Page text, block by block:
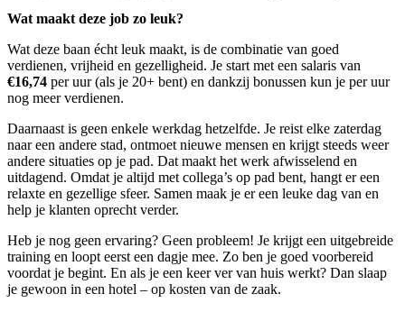
Wat maakt deze job zo leuk?
Wat deze baan écht leuk maakt, is de combinatie van goed
verdienen, vrijheid en gezelligheid. Je start met een salaris van
€16,74 per uur (als je 20+ bent) en dankzij bonussen kun je per uur
nog meer verdienen.
Daarnaast is geen enkele werkdag hetzelfde. Je reist elke zaterdag
naar een andere stad, ontmoet nieuwe mensen en krijgt steeds weer
andere situaties op je pad. Dat maakt het werk afwisselend en
uitdagend. Omdat je altijd met collega’s op pad bent, hangt er een
relaxte en gezellige sfeer. Samen maak je er een leuke dag van en
help je klanten oprecht verder.
Heb je nog geen ervaring? Geen probleem! Je krijgt een uitgebreide
training en loopt eerst een dagje mee. Zo ben je goed voorbereid
voordat je begint. En als je een keer ver van huis werkt? Dan slaap
je gewoon in een hotel – op kosten van de zaak.